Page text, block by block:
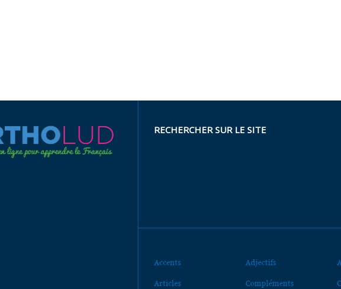
RECHERCHER SUR LE SITE
Accents Adjectifs
Articles Compléments